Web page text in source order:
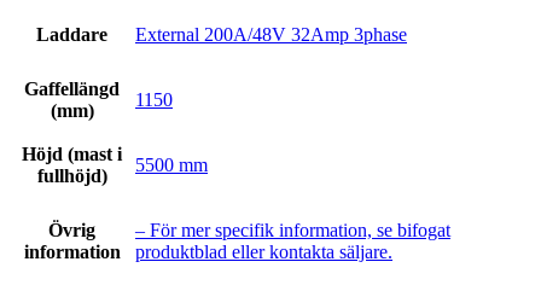
Laddare External 200A/48V 32Amp 3phase
Gaffellängd
(mm)
1150
Höjd (mast i
fullhöjd)
5500 mm
Övrig
information
– För mer specifik information, se bifogat
produktblad eller kontakta säljare.